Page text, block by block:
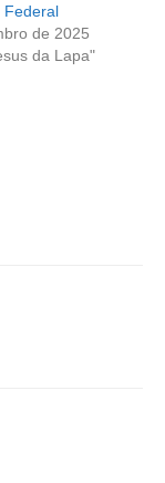
Federal
de 2025
da Lapa"